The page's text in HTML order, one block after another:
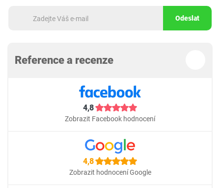
Odeslat
Reference a recenze
4,8
Zobrazit Facebook hodnocení
4,8
Zobrazit hodnocení Google